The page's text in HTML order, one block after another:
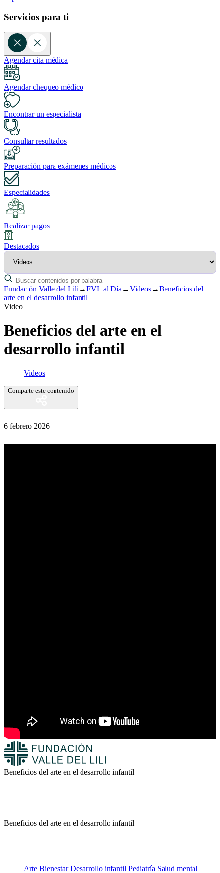
Servicios para ti
Agendar cita médica
Agendar chequeo médico
Encontrar un especialista
Consultar resultados
Preparación para exámenes médicos
Especialidades
Realizar pagos
Destacados
Fundación Valle del Lili →FVL al Día →Videos→Beneficios del
arte en el desarrollo infantil
Video
Beneficios del arte en el
desarrollo infantil
Videos
Comparte este contenido
6 febrero 2026
Beneficios del arte en el desarrollo infantil
Beneficios del arte en el desarrollo infantil
Arte BienestarDesarrollo infantil Pediatría Salud mental